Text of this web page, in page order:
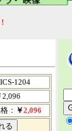
1204
： ￥2,096